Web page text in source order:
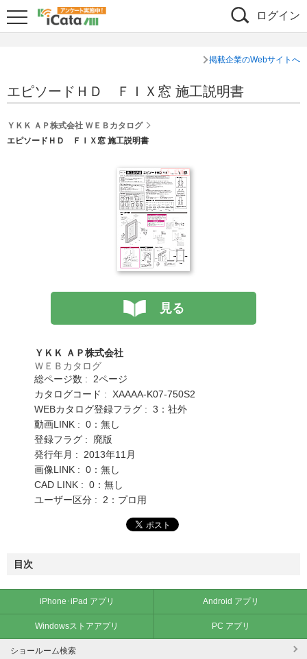
ログイン
掲載企業のWebサイトへ
エピソードＨＤ ＦＩＸ窓 施工説明書
ＹＫＫ ＡＰ株式会社 ＷＥＢカタログ
エピソードＨＤ ＦＩＸ窓 施工説明書
見る
ＹＫＫ ＡＰ株式会社
ＷＥＢカタログ
総ページ数 : 2ページ
カタログコード : XAAAA-K07-750S2
WEBカタログ登録フラグ : 3：社外
動画LINK : 0：無し
登録フラグ : 廃版
発行年月 : 2013年11月
画像LINK : 0：無し
CAD LINK : 0：無し
ユーザー区分 : 2：プロ用
目次
iPhone･iPad アプリ Android アプリ
Windowsストアアプリ PC アプリ
ショールーム検索